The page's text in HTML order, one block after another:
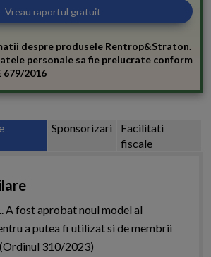
despre produsele Rentrop&Straton.
personale sa fie prelucrate conform
679/2016
Sponsorizari
Facilitati
fiscale
A fost aprobat noul model al
a putea fi utilizat si de membrii
310/2023)